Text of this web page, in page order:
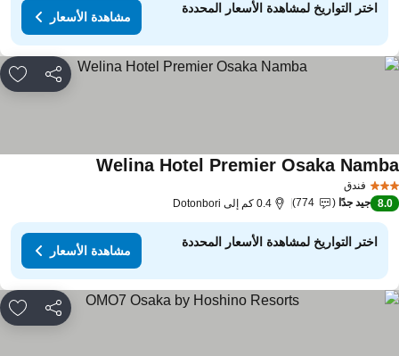
اختر التواريخ لمشاهدة الأسعار المحددة
مشاهدة الأسعار
مشاركة
فندق
Welina Hotel Premier Osakaمشاهدة الأسعار
8.0 جيد جدًا 774 0.4 كم إلى Dotonbori
اختر التواريخ لمشاهدة الأسعار المحددة
مشاهدة الأسعار
مشاركة